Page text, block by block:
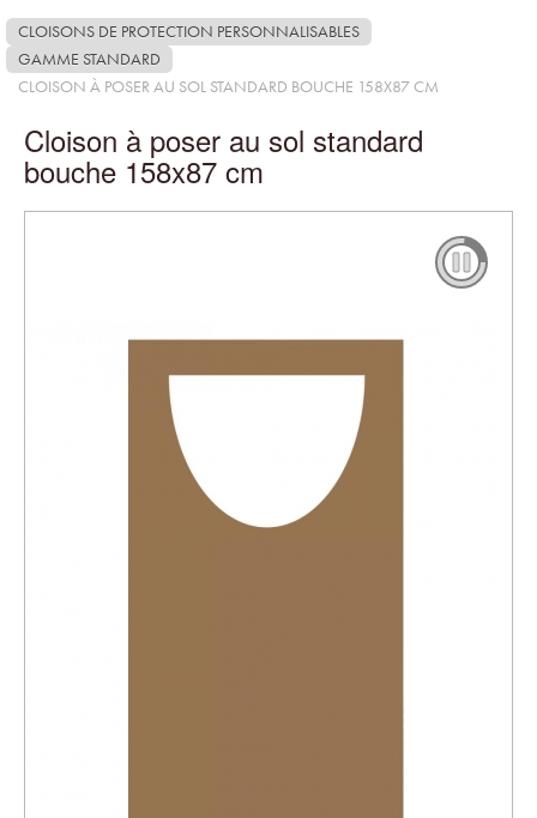
CLOISONS DE PROTECTION PERSONNALISABLES
GAMME STANDARD
CLOISON À POSER AU SOL STANDARD BOUCHE 158X87 CM
Cloison à poser au sol standard
bouche 158x87 cm